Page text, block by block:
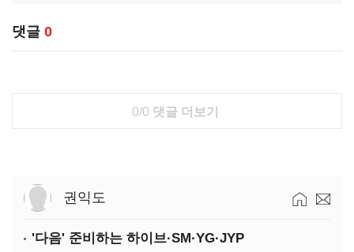
댓글 0
0/0 댓글 더보기
권익도
'다음' 준비하는 하이브·SM·YG·JYP